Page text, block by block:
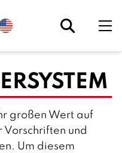
großen Wert auf
und
Um diesem